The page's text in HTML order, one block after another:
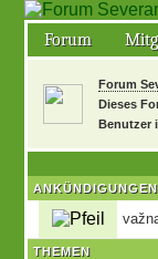
Forum
Forum
Dieses
Benutzer
THEMEN